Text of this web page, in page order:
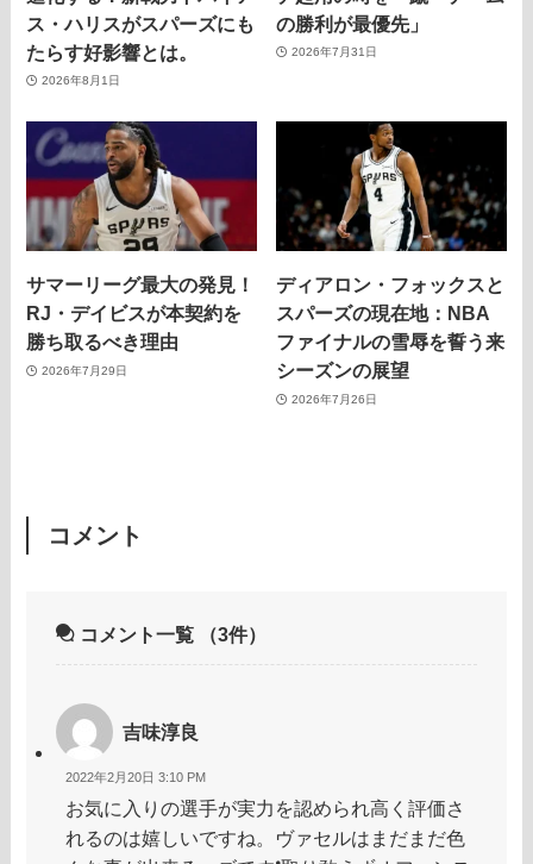
ス・ハリスがスパーズにも
たらす好影響とは。
2026年8月1日
の勝利が最優先」
2026年7月31日
サマーリーグ最大の発見！
RJ・デイビスが本契約を
勝ち取るべき理由
2026年7月29日
ディアロン・フォックスと
スパーズの現在地：NBA
ファイナルの雪辱を誓う来
シーズンの展望
2026年7月26日
コメント
コメント一覧 （3件）
吉味淳良
2022年2月20日 3:10 PM
お気に入りの選手が実力を認められ高く評価さ
れるのは嬉しいですね。ヴァセルはまだまだ色